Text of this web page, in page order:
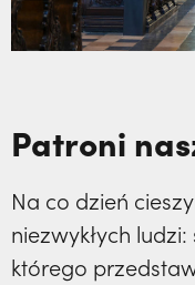
Patroni
Na co dzień
niezwykłych
którego